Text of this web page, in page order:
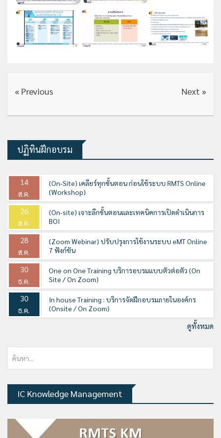
« Previous Next »
ปฏิทินฝึกอบรม
14
ส.ค.
(On-Site) เคลียร์ทุกขั้นตอน ก่อนใช้ระบบ RMTS Online
(Workshop)
26
ส.ค.
(On-site) เจาะลึกขั้นตอนและเทคนิคการเปิดดำเนินการ
BOI
28
ส.ค.
(Zoom Webinar) ปรับปรุงการใช้งานระบบ eMT Online
7 ฟังก์ชัน
30
ธ.ค.
One on One Training บริการอบรมแบบตัวต่อตัว (On
Site / On Zoom)
30
ธ.ค.
In house Training : บริการจัดฝึกอบรมภายในองค์กร
(Onsite / On Zoom)
ดูทั้งหมด
IC Knowledge Management